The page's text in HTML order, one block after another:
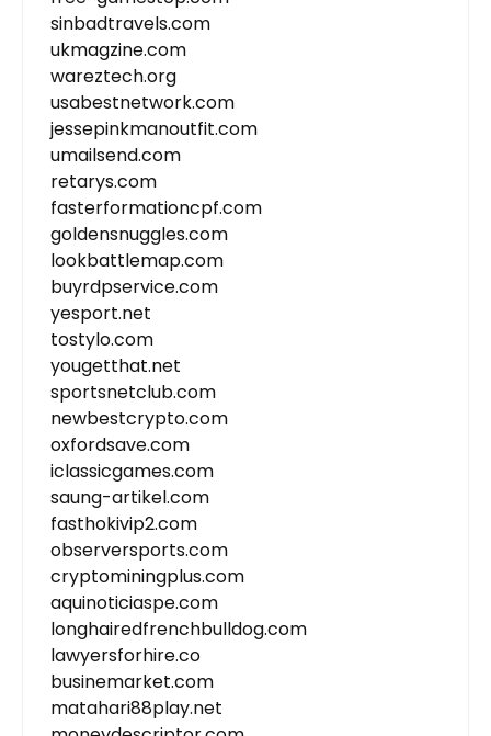
sinbadtravels.com
ukmagzine.com
wareztech.org
usabestnetwork.com
jessepinkmanoutfit.com
umailsend.com
retarys.com
fasterformationcpf.com
goldensnuggles.com
lookbattlemap.com
buyrdpservice.com
yesport.net
tostylo.com
yougetthat.net
sportsnetclub.com
newbestcrypto.com
oxfordsave.com
iclassicgames.com
saung-artikel.com
fasthokivip2.com
observersports.com
cryptominingplus.com
aquinoticiaspe.com
longhairedfrenchbulldog.com
lawyersforhire.co
businemarket.com
matahari88play.net